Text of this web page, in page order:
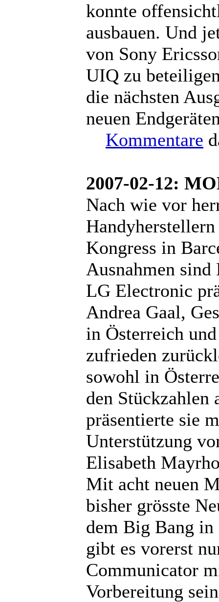
konnte
ausbauen. Und
von Sony
UIQ zu
die nächsten
neuen
Kommentare
2007-02-12:
Nach wie vor
Kongress in
Ausnahmen
LG Electronic
Andrea Gaal,
in Österreich
zufrieden
sowohl in
den Stückzahlen
präsentierte sie
Unterstützung
Elisabeth
Mit acht neuen
bisher grösste
dem Big Bang
gibt es vorerst
Communicator
Vorbereitung